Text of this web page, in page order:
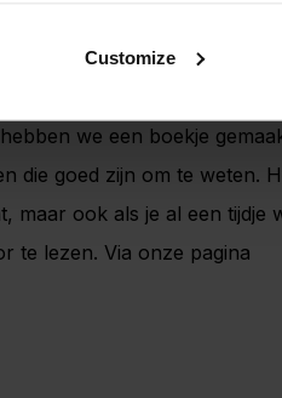
Customize
we een boekje
die goed zijn om te weten.
maar ook als je al een tijdje
te lezen. Via onze pagina